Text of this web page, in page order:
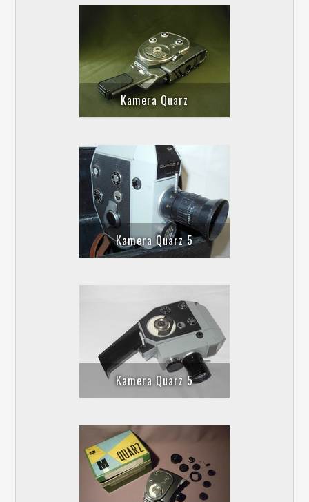
Kamera Quarz
Kamera Quarz 5
Kamera Quarz 5